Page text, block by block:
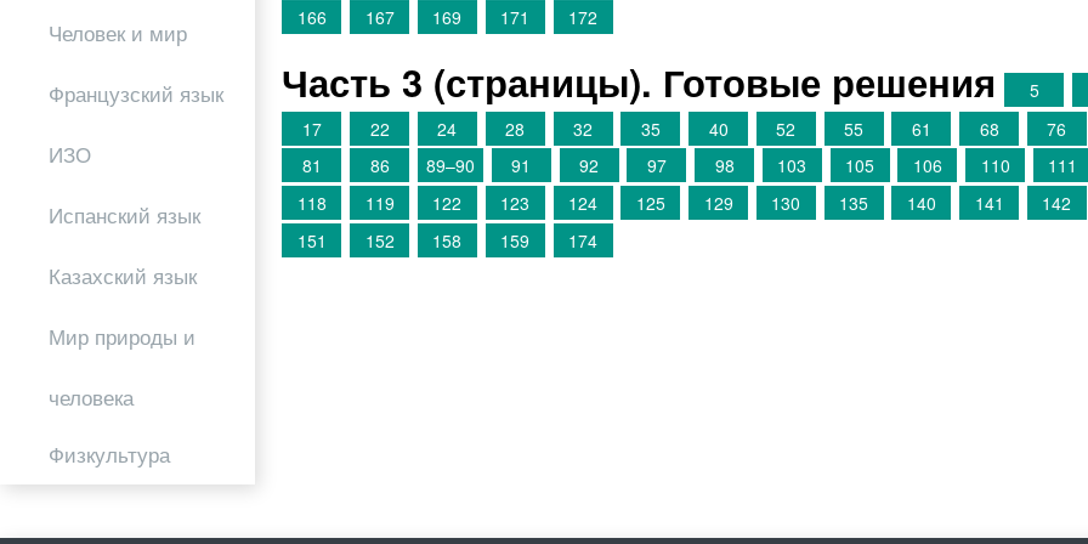
Человек и мир
Французский язык
ИЗО
Испанский язык
Казахский язык
Мир природы и
человека
Физкультура
166
167 169 171 172
Часть 3 (страницы). Готовые решения 5
17
22 24 28 32 35 40 52 55 61 68 76
81
86 89–90 91 92 97 98 103 105 106 110 111
118
119 122 123 124 125 129 130 135 140 141 142
151
152 158 159 174